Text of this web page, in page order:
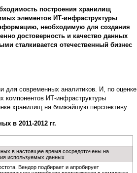
построения хранилищ
элементов ИТ-инфраструктуры
необходимую для создания
достоверность и качество данных
сталкивается отечественный бизнес
для современных аналитиков. И, по оценке
компонентов ИТ-инфраструктуры
хранилищ на ближайшую перспективу.
в 2011-2012 гг.
в настоящее время сосредоточены на
используемых данных
Вендор подбирает и апробирует